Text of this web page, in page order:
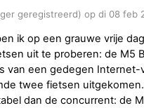
geregistreerd) op di 08 feb
ik op een grauwe vrije
uit te proberen: de M5
van een gedegen
twee fietsen
dan de concurrent: de